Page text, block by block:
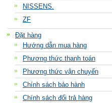
NISSENS.
ZF
Đặt hàng
Hướng dẫn mua hàng
Phương thức thanh toán
Phương thức vận chuyển
Chính sách bảo hành
Chính sách đổi trả hàng